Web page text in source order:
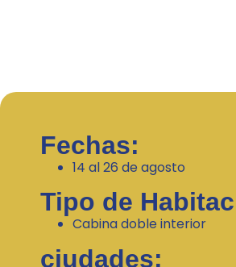
Fechas:
14 al 26 de agosto
Tipo de
Cabina doble interior
ciudades: